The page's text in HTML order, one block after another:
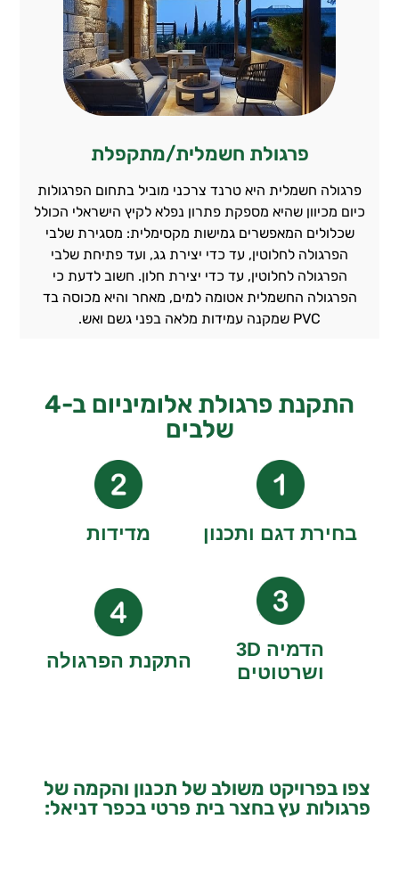
פרגולת חשמלית/מתקפלת
פרגולה חשמלית היא טרנד צרכני מוביל בתחום הפרגולות
כיום מכיוון שהיא מספקת פתרון נפלא לקיץ הישראלי הכולל
שכלולים המאפשרים גמישות מקסימלית: מסגירת שלבי
הפרגולה לחלוטין, עד כדי יצירת גג, ועד פתיחת שלבי
הפרגולה לחלוטין, עד כדי יצירת חלון. חשוב לדעת כי
הפרגולה החשמלית אטומה למים, מאחר והיא מכוסה בד
PVC שמקנה עמידות מלאה בפני גשם ואש.
התקנת פרגולת אלומיניום ב-4
שלבים
בחירת דגם ותכנון מדידות
הדמיה 3D
ושרטוטים
התקנת הפרגולה
צפו בפרויקט משולב של תכנון והקמה של
פרגולות עץ בחצר בית פרטי בכפר דניאל: